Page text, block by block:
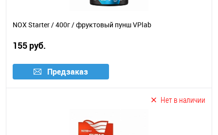
NOX Starter / 400г / фруктовый пунш VPlab
155 руб.
Предзаказ
Нет в наличии